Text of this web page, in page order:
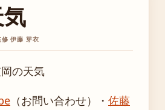
伊藤 芽衣
の天気
（お問い合わせ） ・ 佐藤